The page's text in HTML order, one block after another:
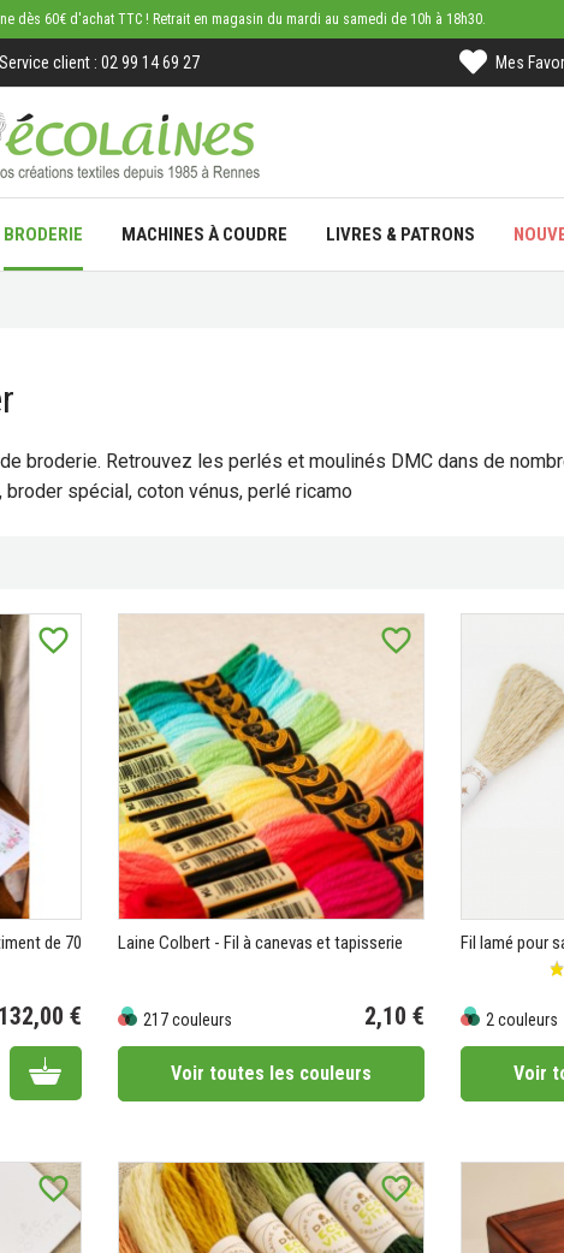
dès 60€ d'achat TTC ! Retrait en magasin du mardi au samedi de 10h à 18h30.
Service client : 02 99 14 69 27 Mes
BRODERIE MACHINES À COUDRE LIVRES & PATRONS
broderie. Retrouvez les perlés et moulinés DMC dans de
spécial, coton vénus, perlé ricamo
favorite_border
de 70
132,00 €
Add to cart
favorite_border
Laine Colbert - Fil à canevas et tapisserie
217 couleurs 2,10 €
Voir toutes les couleurs
Fil lamé pour
2 couleurs
Voir
favorite_border favorite_border